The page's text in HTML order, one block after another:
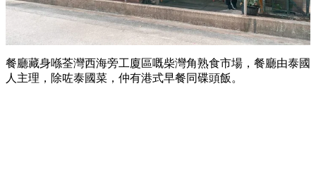
餐廳藏身喺荃灣西海旁工廈區嘅柴灣角熟食市場，餐廳由泰國
人主理，除咗泰國菜，仲有港式早餐同碟頭飯。